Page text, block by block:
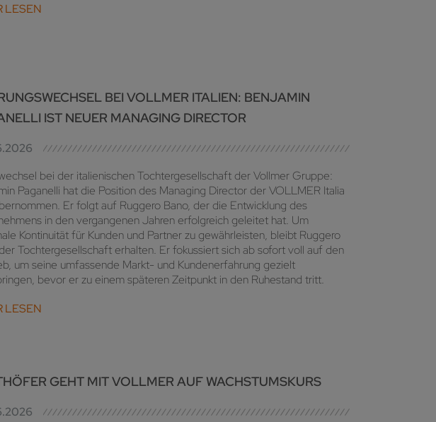
LESEN
BEI VOLLMER ITALIEN: BENJAMIN
IST NEUER MANAGING DIRECTOR
bei der italienischen Tochtergesellschaft der Vollmer Gruppe:
Paganelli hat die Position des Managing Director der VOLLMER Italia
Er folgt auf Ruggero Bano, der die Entwicklung des
in den vergangenen Jahren erfolgreich geleitet hat. Um
Kontinuität für Kunden und Partner zu gewährleisten, bleibt Ruggero
Tochtergesellschaft erhalten. Er fokussiert sich ab sofort voll auf den
um seine umfassende Markt- und Kundenerfahrung gezielt
bevor er zu einem späteren Zeitpunkt in den Ruhestand tritt.
LESEN
GEHT MIT VOLLMER AUF WACHSTUMSKURS